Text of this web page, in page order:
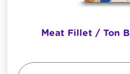
Meat Fillet / Ton